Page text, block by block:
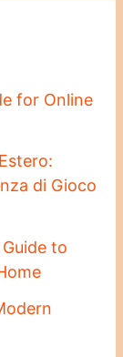
for Online
di Gioco
to